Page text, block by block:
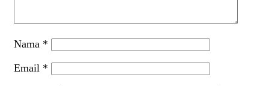
Nama *
Email *